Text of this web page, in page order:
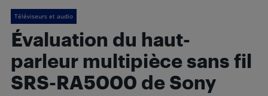
Téléviseurs et audio
Évaluation du haut-
parleur multipièce sans fil
SRS-RA5000 de Sony